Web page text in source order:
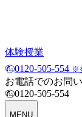
体験授業
0120-505-554 ※
お電話でのお問
0120-505-554
MENU